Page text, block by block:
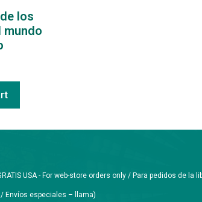
los
mundo
GRATIS USA - For web-store orders only / Para pedidos de
Envíos especiales – llama)